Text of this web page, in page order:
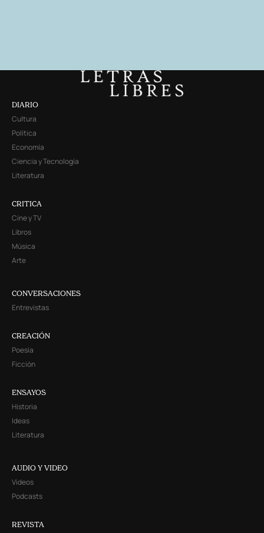
DIARIO
Cultura
Política
Economía
Ciencia y Tecnología
Literatura
CRITICA
Cine y TV
Libros
Música
Arte
CONVERSACIONES
Entrevistas
CREACIÓN
Poesía
Ficción
ENSAYOS
Historia
Ideas
Literatura
AUDIO Y VIDEO
Videos
Podcasts
REVISTA